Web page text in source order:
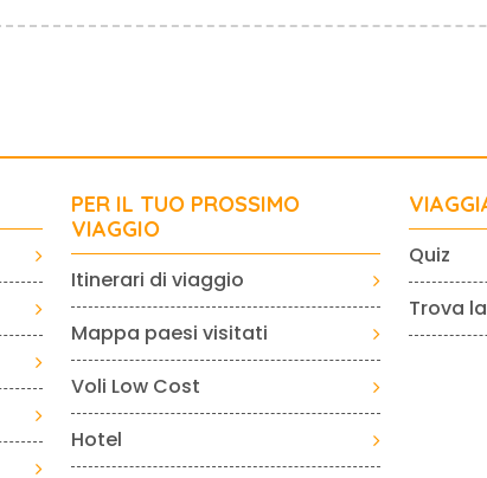
PER IL TUO PROSSIMO
VIAGGIO
Itinerari di viaggio
Mappa paesi visitati
Voli Low Cost
Hotel
Quiz
Trova